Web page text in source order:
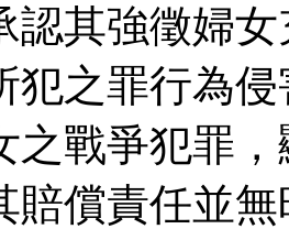
認其強徵婦
犯之罪行為
之戰爭犯罪
賠償責任並